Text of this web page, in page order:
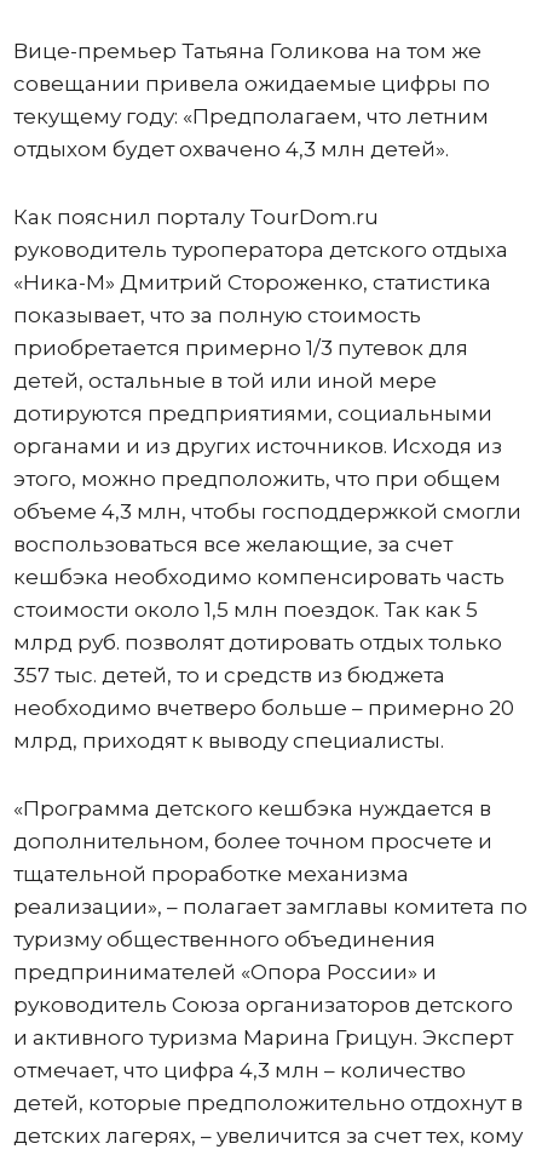
Вице-премьер Татьяна Голикова на том же
совещании привела ожидаемые цифры по
текущему году: «Предполагаем, что летним
отдыхом будет охвачено 4,3 млн детей».
Как пояснил порталу TourDom.ru
руководитель туроператора детского отдыха
«Ника-М» Дмитрий Стороженко, статистика
показывает, что за полную стоимость
приобретается примерно 1/3 путевок для
детей, остальные в той или иной мере
дотируются предприятиями, социальными
органами и из других источников. Исходя из
этого, можно предположить, что при общем
объеме 4,3 млн, чтобы господдержкой смогли
воспользоваться все желающие, за счет
кешбэка необходимо компенсировать часть
стоимости около 1,5 млн поездок. Так как 5
млрд руб. позволят дотировать отдых только
357 тыс. детей, то и средств из бюджета
необходимо вчетверо больше – примерно 20
млрд, приходят к выводу специалисты.
«Программа детского кешбэка нуждается в
дополнительном, более точном просчете и
тщательной проработке механизма
реализации», – полагает замглавы комитета по
туризму общественного объединения
предпринимателей «Опора России» и
руководитель Союза организаторов детского
и активного туризма Марина Грицун. Эксперт
отмечает, что цифра 4,3 млн – количество
детей, которые предположительно отдохнут в
детских лагерях, – увеличится за счет тех, кому